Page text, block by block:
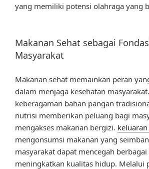
yang memiliki potensi olahraga yang
Makanan Sehat sebagai
Masyarakat
Makanan sehat memainkan peran
dalam menjaga kesehatan
keberagaman bahan pangan
nutrisi memberikan peluang bagi
mengakses makanan bergizi.
mengonsumsi makanan yang
masyarakat dapat mencegah
meningkatkan kualitas hidup. Melalui